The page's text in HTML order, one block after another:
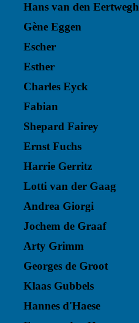
Hans van den Eertwegh
Gène Eggen
Escher
Esther
Charles Eyck
Fabian
Shepard Fairey
Ernst Fuchs
Harrie Gerritz
Lotti van der Gaag
Andrea Giorgi
Jochem de Graaf
Arty Grimm
Georges de Groot
Klaas Gubbels
Hannes d'Haese